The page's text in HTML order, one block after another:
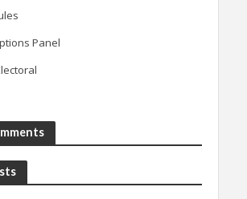
Panel